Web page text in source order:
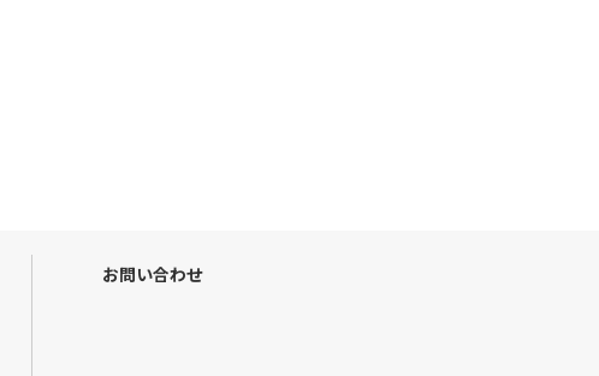
お問い合わせ